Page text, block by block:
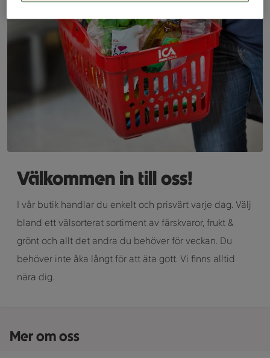
Välkommen in till oss!
I vår butik handlar du enkelt och prisvärt varje dag. Välj
bland ett välsorterat sortiment av färskvaror, frukt &
grönt och allt det andra du behöver för veckan. Du
behöver inte åka långt för att äta gott. Vi finns alltid
nära dig.
Mer om oss